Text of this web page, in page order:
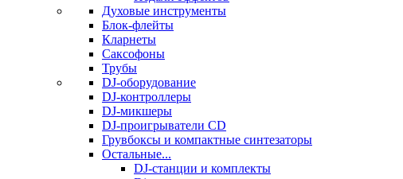
Духовые инструменты
Блок-флейты
Кларнеты
Саксофоны
Трубы
DJ-оборудование
DJ-контроллеры
DJ-микшеры
DJ-проигрыватели CD
Грувбоксы и компактные синтезаторы
Остальные...
DJ-станции и комплекты